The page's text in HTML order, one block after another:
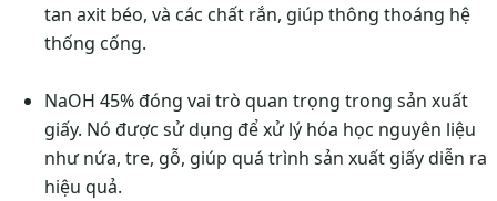
tan axit béo, và các chất rắn, giúp thông thoáng hệ
thống cống.
NaOH 45% đóng vai trò quan trọng trong sản xuất
giấy. Nó được sử dụng để xử lý hóa học nguyên liệu
như nứa, tre, gỗ, giúp quá trình sản xuất giấy diễn ra
hiệu quả.